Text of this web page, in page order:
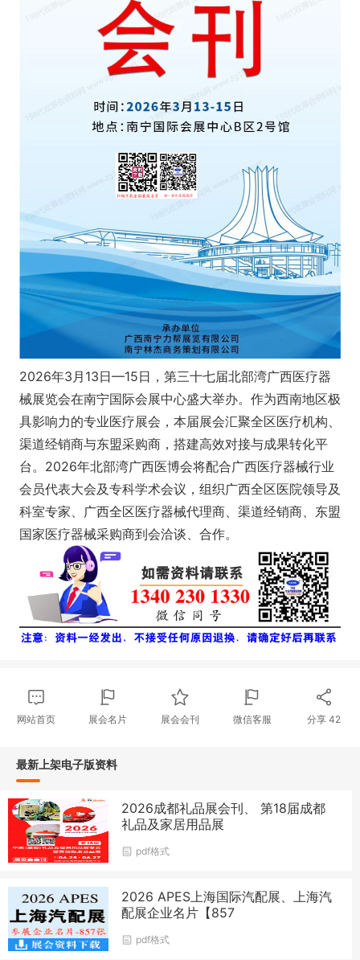
2026年3月13日—15日，第三十七届北部湾广西医疗器
械展览会在南宁国际会展中心盛大举办。作为西南地区极
具影响力的专业医疗展会，本届展会汇聚全区医疗机构、
渠道经销商与东盟采购商，搭建高效对接与成果转化平
台。2026年北部湾广西医博会将配合广西医疗器械行业
会员代表大会及专科学术会议，组织广西全区医院领导及
科室专家、广西全区医疗器械代理商、渠道经销商、东盟
国家医疗器械采购商到会洽谈、合作。
网站首页 展会名片 展会会刊 微信客服 分享42
最新上架电子版资料
2026成都礼品展会刊、 第18届成都
礼品及家居用品展
pdf格式
2026 APES上海国际汽配展、上海汽
配展企业名片【857
pdf格式